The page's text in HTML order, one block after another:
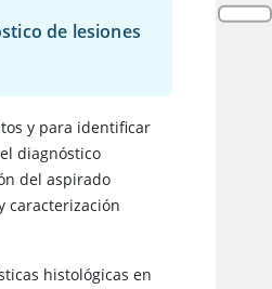
de lesiones
y para identificar
diagnóstico
del aspirado
caracterización
histológicas en